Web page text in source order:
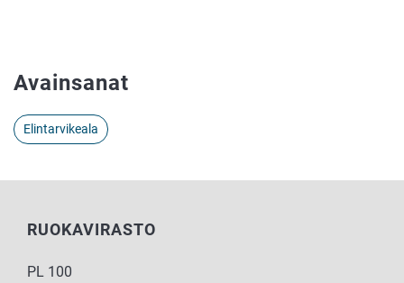
Avainsanat
Elintarvikeala
RUOKAVIRASTO
PL 100